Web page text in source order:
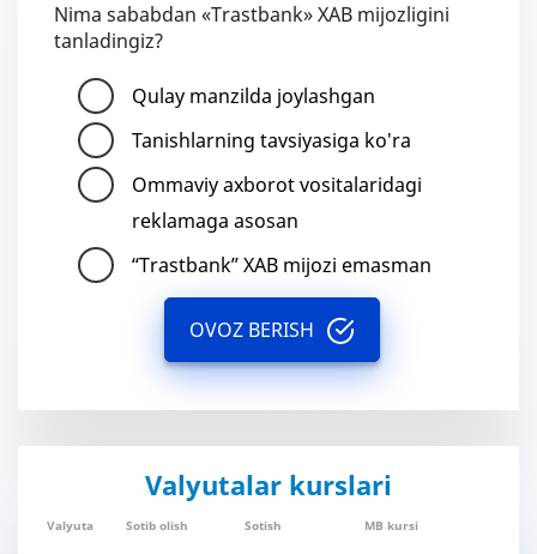
Nima sababdan «Trastbank» XAB mijozligini
tanladingiz?
Qulay manzilda joylashgan
Tanishlarning tavsiyasiga ko'ra
Ommaviy axborot vositalaridagi
reklamaga asosan
“Trastbank” XAB mijozi emasman
OVOZ BERISH
Valyutalar kurslari
Valyuta Sotib olish Sotish MB kursi